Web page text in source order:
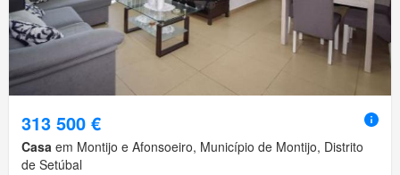
313 500 €
Casa em Montijo e Afonsoeiro, Município de Montijo, Distrito
de Setúbal